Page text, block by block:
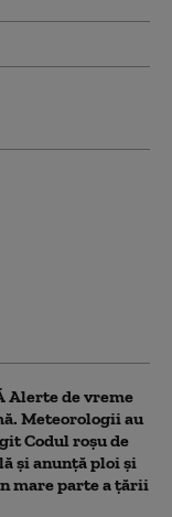
Alerte de vreme
Meteorologii au
Codul roșu de
și anunță ploi și
mare parte a țării